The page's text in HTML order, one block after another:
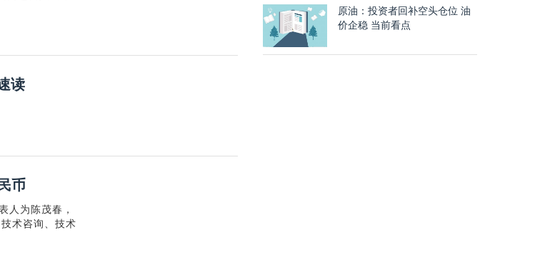
读
币
人为陈茂春，
术咨询、技术
原油：投资者回补空头仓位 油
价企稳 当前看点